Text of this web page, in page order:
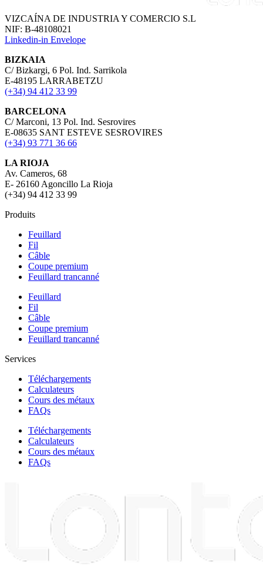
VIZCAÍNA DE INDUSTRIA Y COMERCIO S.L
NIF: B-48108021
Linkedin-in Envelope
BIZKAIA
C/ Bizkargi, 6 Pol. Ind. Sarrikola
E-48195 LARRABETZU
(+34) 94 412 33 99
BARCELONA
C/ Marconi, 13 Pol. Ind. Sesrovires
E-08635 SANT ESTEVE SESROVIRES
(+34) 93 771 36 66
LA RIOJA
Av. Cameros, 68
E- 26160 Agoncillo La Rioja
(+34) 94 412 33 99
Produits
Feuillard
Fil
Câble
Coupe premium
Feuillard trancanné
Feuillard
Fil
Câble
Coupe premium
Feuillard trancanné
Services
Téléchargements
Calculateurs
Cours des métaux
FAQs
Téléchargements
Calculateurs
Cours des métaux
FAQs